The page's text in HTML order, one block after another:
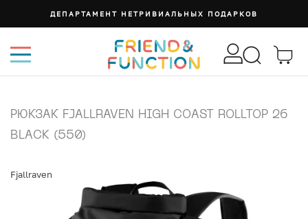
ДЕПАРТАМЕНТ НЕТРИВИАЛЬНЫХ ПОДАРКОВ
РЮКЗАК FJALLRAVEN HIGH COAST ROLLTOP 26
BLACK (550)
Fjallraven